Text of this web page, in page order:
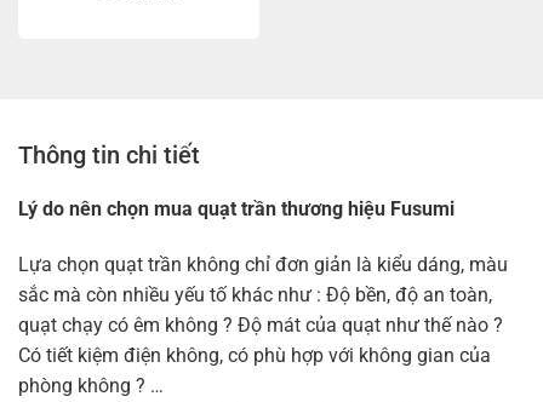
Thông tin chi tiết
Lý do nên chọn mua quạt trần thương hiệu Fusumi
Lựa chọn quạt trần không chỉ đơn giản là kiểu dáng, màu
sắc mà còn nhiều yếu tố khác như : Độ bền, độ an toàn,
quạt chạy có êm không ? Độ mát của quạt như thế nào ?
Có tiết kiệm điện không, có phù hợp với không gian của
phòng không ? …